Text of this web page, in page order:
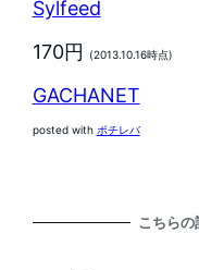
Sylfeed
170円
(2013.10.16時点)
GACHANET
posted with ポチレバ
こちら